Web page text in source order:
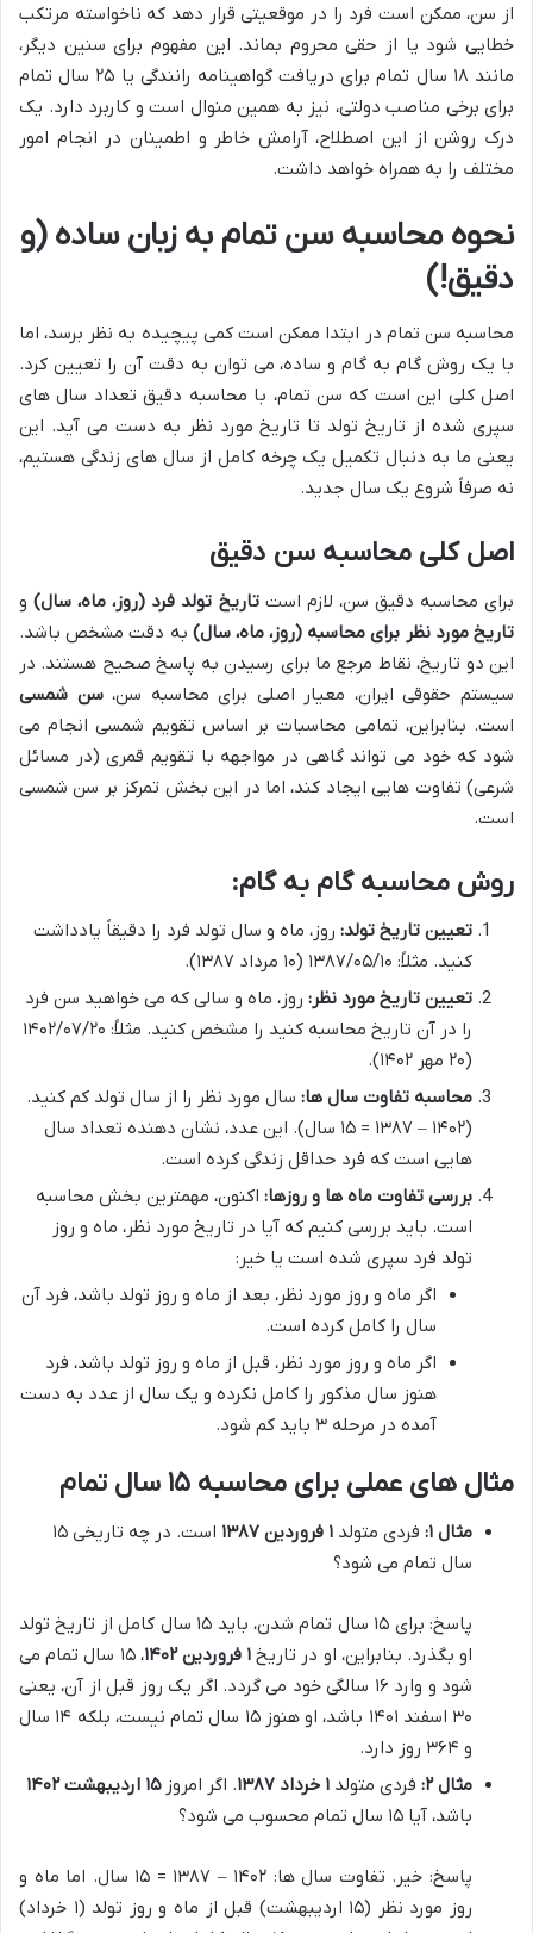
از سن، ممکن است فرد را در موقعیتی قرار دهد که ناخواسته مرتکب
خطایی شود یا از حقی محروم بماند. این مفهوم برای سنین دیگر،
مانند ۱۸ سال تمام برای دریافت گواهینامه رانندگی یا ۲۵ سال تمام
برای برخی مناصب دولتی، نیز به همین منوال است و کاربرد دارد. یک
درک روشن از این اصطلاح، آرامش خاطر و اطمینان در انجام امور
مختلف را به همراه خواهد داشت.
نحوه محاسبه سن تمام به زبان ساده (و
دقیق!)
محاسبه سن تمام در ابتدا ممکن است کمی پیچیده به نظر برسد، اما
با یک روش گام به گام و ساده، می توان به دقت آن را تعیین کرد.
اصل کلی این است که سن تمام، با محاسبه دقیق تعداد سال های
سپری شده از تاریخ تولد تا تاریخ مورد نظر به دست می آید. این
یعنی ما به دنبال تکمیل یک چرخه کامل از سال های زندگی هستیم،
نه صرفاً شروع یک سال جدید.
اصل کلی محاسبه سن دقیق
برای محاسبه دقیق سن، لازم استتاریخ تولد فرد (روز، ماه، سال)و
تاریخ مورد نظر برای محاسبه (روز، ماه، سال) به دقت مشخص باشد.
این دو تاریخ، نقاط مرجع ما برای رسیدن به پاسخ صحیح هستند. در
سیستم حقوقی ایران، معیار اصلی برای محاسبه سن،سن شمسی
است. بنابراین، تمامی محاسبات بر اساس تقویم شمسی انجام می
شود که خود می تواند گاهی در مواجهه با تقویم قمری (در مسائل
شرعی) تفاوت هایی ایجاد کند، اما در این بخش تمرکز بر سن شمسی
است.
روش محاسبه گام به گام:
تعیین تاریخ تولد: روز، ماه و سال تولد فرد را دقیقاً یادداشت
کنید. مثلاً: ۱۳۸۷/۰۵/۱۰ (۱۰ مرداد ۱۳۸۷).
تعیین تاریخ مورد نظر: روز، ماه و سالی که می خواهید سن فرد
را در آن تاریخ محاسبه کنید را مشخص کنید. مثلاً: ۱۴۰۲/۰۷/۲۰
(۲۰ مهر ۱۴۰۲).
محاسبه تفاوت سال ها: سال مورد نظر را از سال تولد کم کنید.
(۱۴۰۲ – ۱۳۸۷ = ۱۵ سال). این عدد، نشان دهنده تعداد سال
هایی است که فرد حداقل زندگی کرده است.
بررسی تفاوت ماه ها و روزها: اکنون، مهمترین بخش محاسبه
است. باید بررسی کنیم که آیا در تاریخ مورد نظر، ماه و روز
تولد فرد سپری شده است یا خیر:
اگر ماه و روز مورد نظر، بعد از ماه و روز تولد باشد، فرد آن
سال را کامل کرده است.
اگر ماه و روز مورد نظر، قبل از ماه و روز تولد باشد، فرد
هنوز سال مذکور را کامل نکرده و یک سال از عدد به دست
آمده در مرحله ۳ باید کم شود.
مثال های عملی برای محاسبه ۱۵ سال تمام
مثال ۱: فردی متولد ۱ فروردین ۱۳۸۷
است. در چه تاریخی ۱۵
سال تمام می شود؟
پاسخ: برای ۱۵ سال تمام شدن، باید ۱۵ سال کامل از تاریخ تولد
او بگذرد. بنابراین، او در تاریخ ۱ فروردین ۱۴۰۲
، ۱۵ سال تمام می
شود و وارد ۱۶ سالگی خود می گردد. اگر یک روز قبل از آن، یعنی
۳۰ اسفند ۱۴۰۱ باشد، او هنوز ۱۵ سال تمام نیست، بلکه ۱۴ سال
و ۳۶۴ روز دارد.
مثال ۲:
فردی متولد ۱ خرداد ۱۳۸۷ . اگر امروز۱۵ اردیبهشت ۱۴۰۲
باشد، آیا ۱۵ سال تمام محسوب می شود؟
پاسخ: خیر. تفاوت سال ها: ۱۴۰۲ – ۱۳۸۷ = ۱۵ سال. اما ماه و
روز مورد نظر (۱۵ اردیبهشت) قبل از ماه و روز تولد (۱ خرداد)